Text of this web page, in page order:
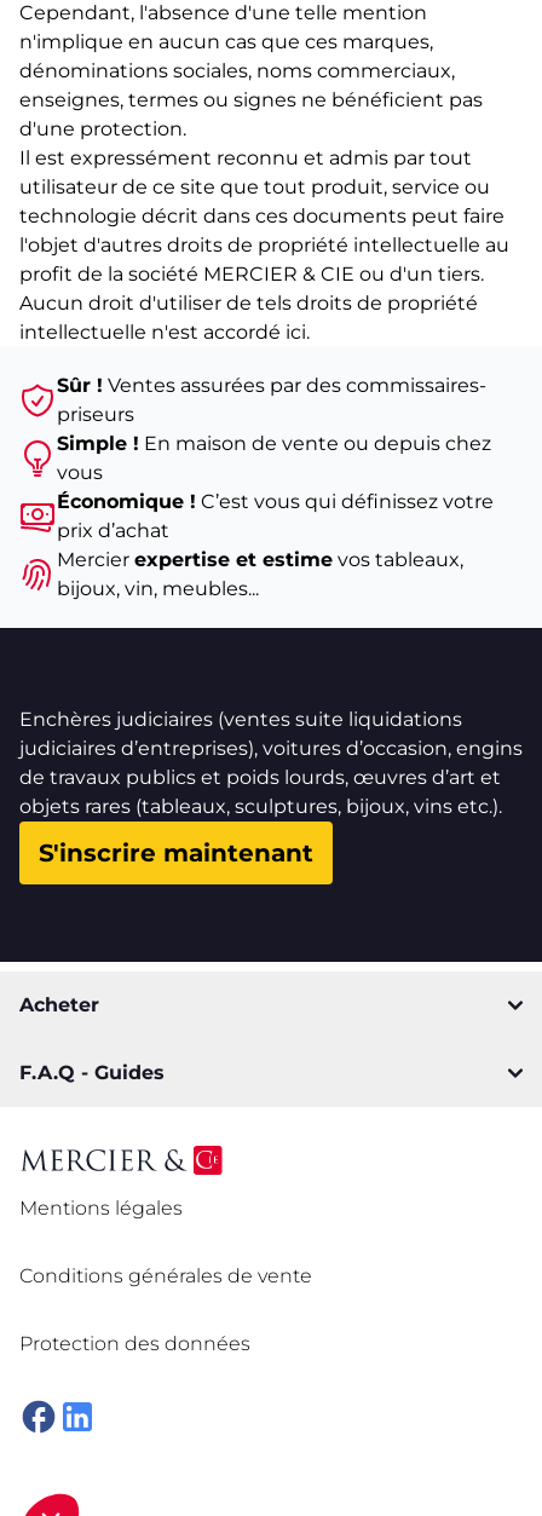
Cependant, l'absence d'une telle mention
n'implique en aucun cas que ces marques,
dénominations sociales, noms commerciaux,
enseignes, termes ou signes ne bénéficient pas
d'une protection.
Il est expressément reconnu et admis par tout
utilisateur de ce site que tout produit, service ou
technologie décrit dans ces documents peut faire
l'objet d'autres droits de propriété intellectuelle au
profit de la société MERCIER & CIE ou d'un tiers.
Aucun droit d'utiliser de tels droits de propriété
intellectuelle n'est accordé ici.
Sûr ! Ventes assurées par des commissaires-
priseurs
Simple ! En maison de vente ou depuis chez
vous
Économique ! C’est vous qui définissez votre
prix d’achat
Mercier expertise et estimevos tableaux,
bijoux, vin, meubles...
Enchères judiciaires (ventes suite liquidations
judiciaires d’entreprises), voitures d’occasion, engins
de travaux publics et poids lourds, œuvres d’art et
objets rares (tableaux, sculptures, bijoux, vins etc.).
S'inscrire maintenant
Acheter
F.A.Q - Guides
Mentions légales
Conditions générales de vente
Protection des données